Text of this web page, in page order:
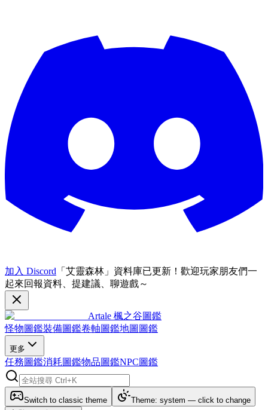
加入 Discord 「艾靈森林」資料庫已更新！歡迎玩家朋友們一
起來回報資料、提建議、聊遊戲～
Artale 楓之谷圖鑑
怪物圖鑑裝備圖鑑卷軸圖鑑地圖圖鑑
更多
任務圖鑑消耗圖鑑物品圖鑑NPC圖鑑
Switch to classic theme
Theme: system — click to change